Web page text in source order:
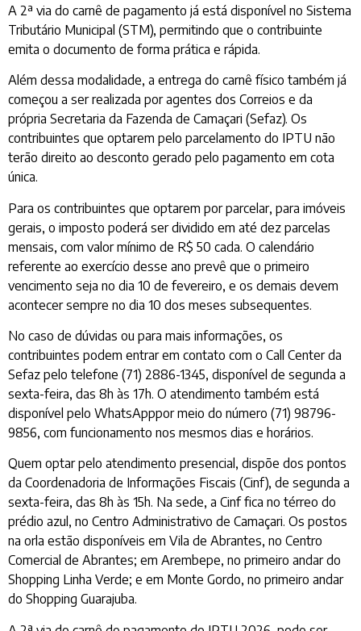
A 2ª via do carnê de pagamento já está disponível no Sistema
Tributário Municipal (STM), permitindo que o contribuinte
emita o documento de forma prática e rápida.
Além dessa modalidade, a entrega do carnê físico também já
começou a ser realizada por agentes dos Correios e da
própria Secretaria da Fazenda de Camaçari (Sefaz). Os
contribuintes que optarem pelo parcelamento do IPTU não
terão direito ao desconto gerado pelo pagamento em cota
única.
Para os contribuintes que optarem por parcelar, para imóveis
gerais, o imposto poderá ser dividido em até dez parcelas
mensais, com valor mínimo de R$ 50 cada. O calendário
referente ao exercício desse ano prevê que o primeiro
vencimento seja no dia 10 de fevereiro, e os demais devem
acontecer sempre no dia 10 dos meses subsequentes.
No caso de dúvidas ou para mais informações, os
contribuintes podem entrar em contato com o Call Center da
Sefaz pelo telefone (71) 2886-1345, disponível de segunda a
sexta-feira, das 8h às 17h. O atendimento também está
disponível pelo WhatsApppor meio do número (71) 98796-
9856, com funcionamento nos mesmos dias e horários.
Quem optar pelo atendimento presencial, dispõe dos pontos
da Coordenadoria de Informações Fiscais (Cinf), de segunda a
sexta-feira, das 8h às 15h. Na sede, a Cinf fica no térreo do
prédio azul, no Centro Administrativo de Camaçari. Os postos
na orla estão disponíveis em Vila de Abrantes, no Centro
Comercial de Abrantes; em Arembepe, no primeiro andar do
Shopping Linha Verde; e em Monte Gordo, no primeiro andar
do Shopping Guarajuba.